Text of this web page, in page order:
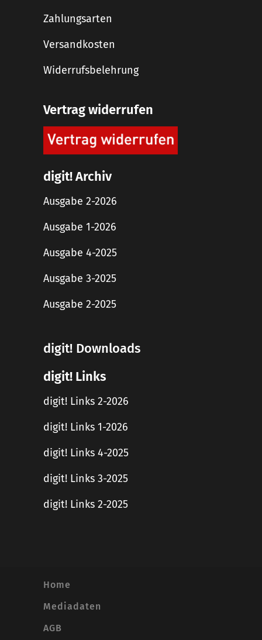
Zahlungsarten
Versandkosten
Widerrufsbelehrung
Vertrag widerrufen
digit! Archiv
Ausgabe 2-2026
Ausgabe 1-2026
Ausgabe 4-2025
Ausgabe 3-2025
Ausgabe 2-2025
digit! Downloads
digit! Links
digit! Links 2-2026
digit! Links 1-2026
digit! Links 4-2025
digit! Links 3-2025
digit! Links 2-2025
Home
Mediadaten
AGB